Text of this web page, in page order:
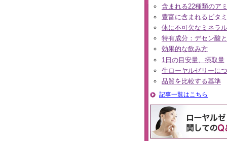
含まれる22種類のア
豊富に含まれるビタ
体に不可欠なミネラル
特有成分：デセン酸
効果的な飲み方
1日の目安量、摂取量
生ローヤルゼリーに
品質を比較する基準
記事一覧はこちら